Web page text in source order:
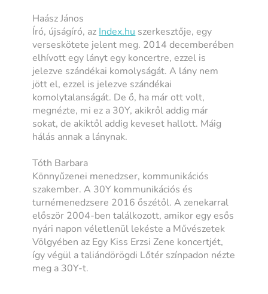
Haász János
Író, újságíró, azIndex.huszerkesztője, egy
verseskötete jelent meg. 2014 decemberében
elhívott egy lányt egy koncertre, ezzel is
jelezve szándékai komolyságát. A lány nem
jött el, ezzel is jelezve szándékai
komolytalanságát. De ő, ha már ott volt,
megnézte, mi ez a 30Y, akikről addig már
sokat, de akiktől addig keveset hallott. Máig
hálás annak a lánynak.
Tóth Barbara
Könnyűzenei menedzser, kommunikációs
szakember. A 30Y kommunikációs és
turnémenedzsere 2016 őszétől. A zenekarral
először 2004-ben találkozott, amikor egy esős
nyári napon véletlenül lekéste a Művészetek
Völgyében az Egy Kiss Erzsi Zene koncertjét,
így végül a taliándörögdi Lőtér színpadon nézte
meg a 30Y-t.